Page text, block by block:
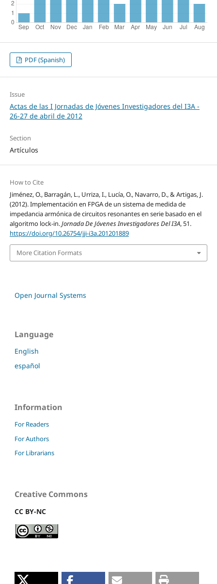
PDF (Spanish)
Issue
Actas de las I Jornadas de Jóvenes Investigadores del I3A -
26‐27 de abril de 2012
Section
Artículos
How to Cite
Jiménez, O., Barragán, L., Urriza, I., Lucía, O., Navarro, D., & Artigas, J.
(2012). Implementación en FPGA de un sistema de medida de
impedancia armónica de circuitos resonantes en serie basado en el
algoritmo lock-in.Jornada De Jóvenes Investigadores Del I3A, 51.
https://doi.org/10.26754/jji-i3a.201201889
More Citation Formats
Open Journal Systems
Language
English
español
Information
For Readers
For Authors
For Librarians
Creative Commons
CC BY-NC